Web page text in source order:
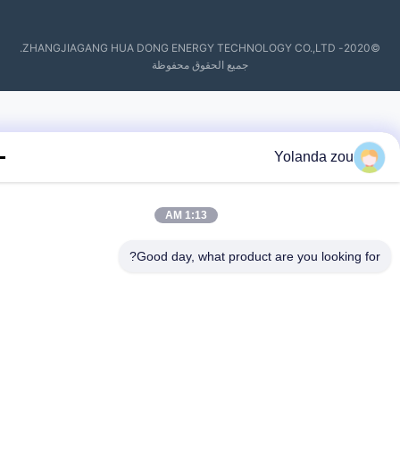
©2020- ZHANGJIAGANG HUA DONG ENERGY TECHNOLOGY CO.,LTD.
جميع الحقوق محفوظة
Yolanda zou
1:13 AM
Good day, what product are you looking